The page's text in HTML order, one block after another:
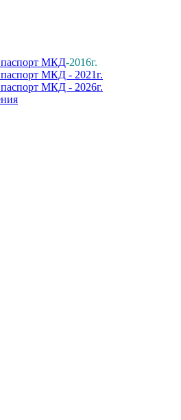
паспорт МКД-2016г.
МКД - 2021г.
МКД - 2026г.